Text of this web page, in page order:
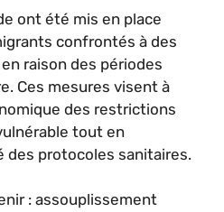
ont été mis en place
confrontés à des
raison des périodes
Ces mesures visent à
des restrictions
tout en
des protocoles sanitaires.
: assouplissement